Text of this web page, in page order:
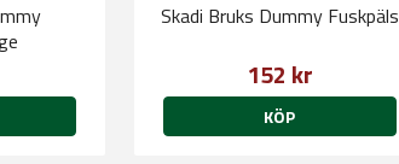
Skadi Bruks Dummy Fuskpäls
152 kr
KÖP